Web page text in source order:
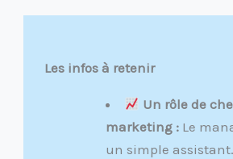
Les infos à retenir
Un rôle de
marketing :Le
un simple